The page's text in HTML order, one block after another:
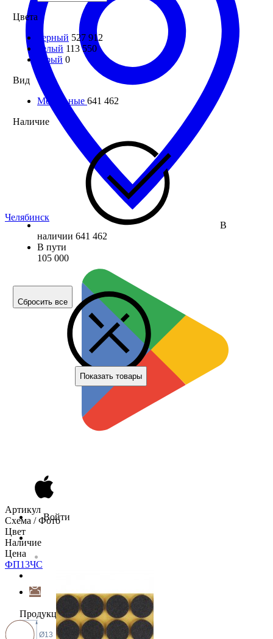
Челябинск
Войти
Продукция
Цвета
черный 527 912
белый 113 550
серый 0
Вид
Мебельные 641 462
Наличие
В
наличии 641 462
В пути
105 000
Сбросить все
Показать товары
Артикул
Схема / Фото
Цвет
Наличие
Цена
ФП13ЧС
Ø13